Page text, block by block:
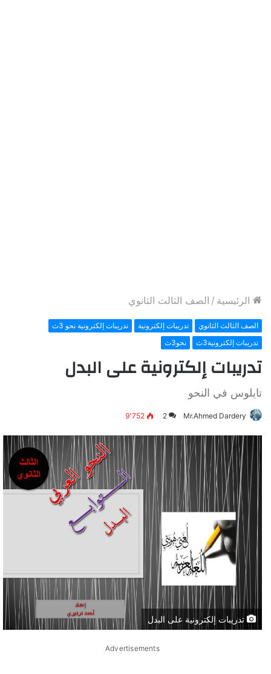
الرئيسية / الصف الثالث الثانوي
الصف الثالث الثانوي تدريبات إلكترونية
تدريبات إلكترونية نحو 3ث
تدريبات إلكترونية3ث
نحو3ث
تدريبات إلكترونية على البدل
تايلوس في النحو
Mr.Ahmed Dardery
2 9٬752
تدريبات إلكترونية على البدل
Advertisements